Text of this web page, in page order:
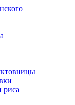
риса